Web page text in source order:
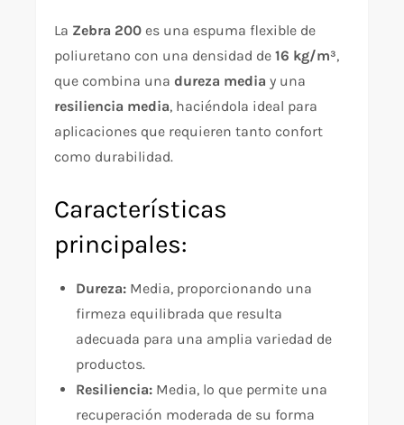
La Zebra 200 es una espuma flexible de
poliuretano con una densidad de16 kg/m³,
que combina unadureza media y una
resiliencia media, haciéndola ideal para
aplicaciones que requieren tanto confort
como durabilidad.
Características
principales:
Dureza: Media, proporcionando una
firmeza equilibrada que resulta
adecuada para una amplia variedad de
productos.
Resiliencia: Media, lo que permite una
recuperación moderada de su forma